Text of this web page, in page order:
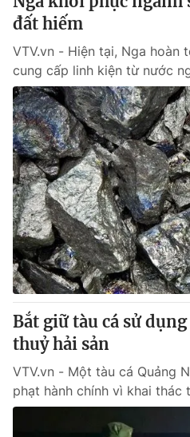
đất hiếm
VTV.vn - Hiện tại, Nga hoàn
cung cấp linh kiện từ nước
Bắt giữ tàu cá sử
thuỷ hải sản
VTV.vn - Một tàu cá Quảng
phạt hành chính vì khai thác